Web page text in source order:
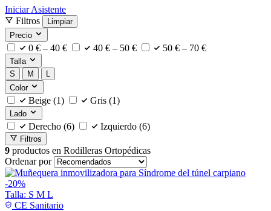
Iniciar Asistente
Filtros
Limpiar
Precio
0 € – 40 € 40 € – 50 € 50 € – 70 €
Talla
S
M
Color
Beige (1) Gris (1)
Lado
Derecho (6) Izquierdo (6)
Filtros
9 productos en Rodilleras Ortopédicas
Ordenar por
-20%
Talla: S M L
CE Sanitario